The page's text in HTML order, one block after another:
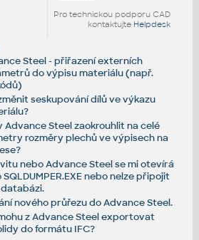
Pro technickou podporu CAD
kontaktujte Helpdesk
Steel - přiřazení externích
do výpisu materiálu (např.
seskupování dílů ve výkazu
Advance Steel zaokrouhlit na celé
rozměry plechů ve výpisech na
nebo Advance Steel se mi otevírá
SQLDUMPER.EXE nebo nelze připojit
databázi.
nového průřezu do Advance Steel.
z Advance Steel exportovat
do formátu IFC?